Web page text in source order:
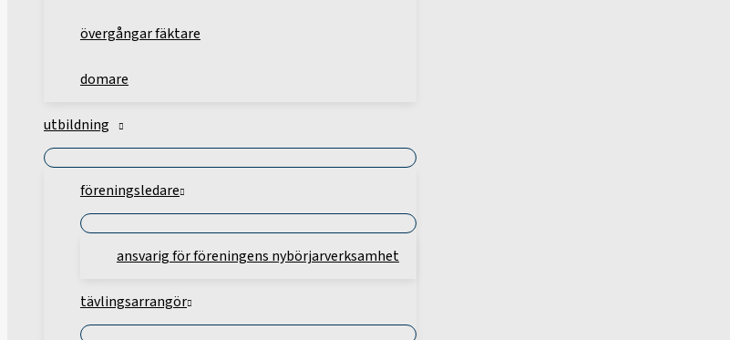
övergångar fäktare
domare
utbildning
föreningsledare
ansvarig för föreningens nybörjarverksamhet
tävlingsarrangör